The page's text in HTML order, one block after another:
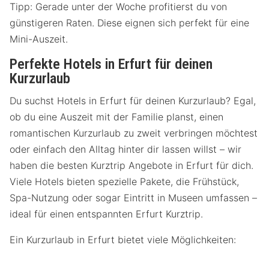
Tipp: Gerade unter der Woche profitierst du von
günstigeren Raten. Diese eignen sich perfekt für eine
Mini-Auszeit.
Perfekte Hotels in Erfurt für deinen
Kurzurlaub
Du suchst Hotels in Erfurt für deinen Kurzurlaub? Egal,
ob du eine Auszeit mit der Familie planst, einen
romantischen Kurzurlaub zu zweit verbringen möchtest
oder einfach den Alltag hinter dir lassen willst – wir
haben die besten Kurztrip Angebote in Erfurt für dich.
Viele Hotels bieten spezielle Pakete, die Frühstück,
Spa-Nutzung oder sogar Eintritt in Museen umfassen –
ideal für einen entspannten Erfurt Kurztrip.
Ein Kurzurlaub in Erfurt bietet viele Möglichkeiten: